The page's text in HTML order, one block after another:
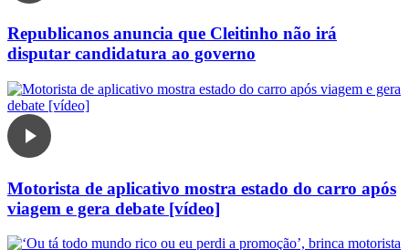
Republicanos anuncia que Cleitinho não irá
disputar candidatura ao governo
Motorista de aplicativo mostra estado do carro após
viagem e gera debate [vídeo]